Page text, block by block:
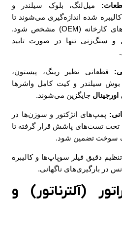
میل‌لنگ، بلوک سیلندر و
شده اندازه‌گیری می‌شوند تا
انحرافات آن‌ها از استانداردهای کارخانه (OEM) مشخص شود.
سنگ‌زنی تنها در صورت تایید
قطعاتی نظیر رینگ، پیستون،
بوش سیلندر و کیت کامل واشرها
اورجینال جایگزین می‌شوند.
پمپ‌های انژکتور و سوزن‌ها در
۴۰۰ تا ۱۰۰۰ کاوا تحت تست‌های پاشش قرار گرفته تا
سوخت تضمین شود.
تنظیم دقیق فیلر سوپاپ‌ها و کالیبره
در بارگیری‌های ناگهانی.
(آلترناتور) و